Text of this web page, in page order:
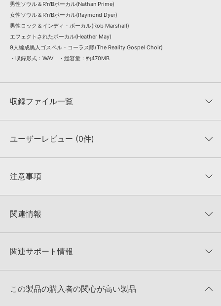
男性ソウル＆R'n'Bボーカル(Nathan Prime)
女性ソウル＆R'n'Bボーカル(Raymond Dyer)
男性ロック＆インディ・ボーカル(Rob Marshall)
エフェクトされたボーカル(Heather May)
9人編成黒人ゴスペル・コーラス隊(The Reality Gospel Choir)
・収録形式：WAV ・総容量：約470MB
収録ファイル一覧
収録ファイル一覧
ユーザーレビュー (0件)
★★★★★
★5
★4
★1
0%
注意事項
KONTAKTフォーマットは、
でお使いいただけます。無償版のKONTAKT PLAYERではお使いい
4GBを超えるデータに関するご注意：
FAT32でフォーマットされた
きます際には、NTFSやHFS＋でフォーマットされたHDDをご用意
いただく必要がございます。
関連情報
VOCAL XTCのサポート情報
関連サポート情報
2024.09.11
この製品の購入者の関心が高い製品